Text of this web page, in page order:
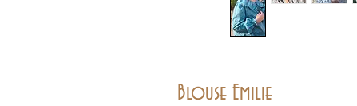
Blouse Emilie